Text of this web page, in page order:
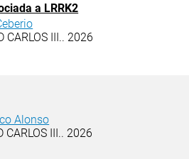
a LRRK2
CARLOS III.. 2026
Alonso
III.. 2026